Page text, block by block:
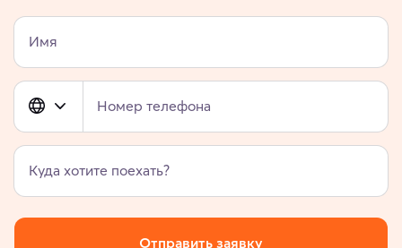
Имя
Номер телефона
Куда хотите поехать?
Отправить заявку